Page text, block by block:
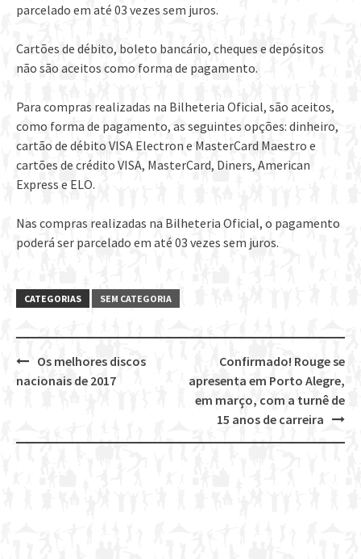
parcelado em até 03 vezes sem juros.
Cartões de débito, boleto bancário, cheques e depósitos
não são aceitos como forma de pagamento.
Para compras realizadas na Bilheteria Oficial, são aceitos,
como forma de pagamento, as seguintes opções: dinheiro,
cartão de débito VISA Electron e MasterCard Maestro e
cartões de crédito VISA, MasterCard, Diners, American
Express e ELO.
Nas compras realizadas na Bilheteria Oficial, o pagamento
poderá ser parcelado em até 03 vezes sem juros.
CATEGORIAS SEM CATEGORIA
Post
Confirmado! Rouge se
apresenta em Porto Alegre,
em março, com a turnê de
15 anos de carreira
Os melhores discos
nacionais de 2017